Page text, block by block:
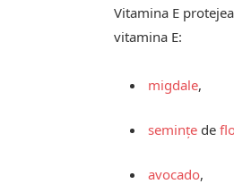
Vitamina E
vitamina E:
migdale,
semințe de
avocado,